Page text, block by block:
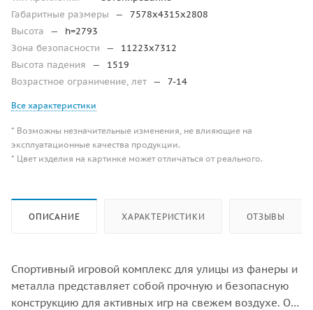
Габаритные размеры
—
7578х4315х2808
Высота
—
h=2793
Зона безопасности
—
11223х7312
Высота падения
—
1519
Возрастное ограничение, лет — 7-14
Все характеристики
* Возможны незначительные изменения, не влияющие на
эксплуатационные качества продукции.
* Цвет изделия на картинке может отличаться от реального.
ОПИСАНИЕ ХАРАКТЕРИСТИКИ ОТЗЫВЫ
Спортивный игровой комплекс для улицы из фанеры и
металла представляет собой прочную и безопасную
конструкцию для активных игр на свежем воздухе. Он